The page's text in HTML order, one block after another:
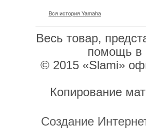
Вся история Yamaha
Весь товар,
помощь в
© 2015 «Slami»
Копирование
Создание